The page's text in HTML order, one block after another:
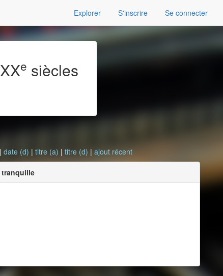
Explorer S'inscrire Se connecter
e siècles
|date (d) |titre (a) |titre (d) |ajout récent
tranquille